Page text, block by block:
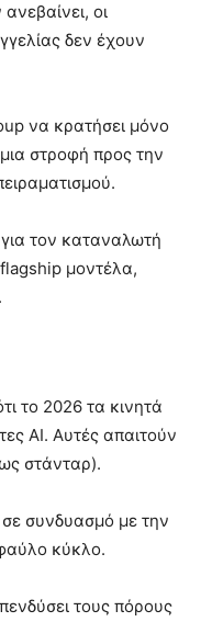
οι
δεν έχουν
να κρατήσει μόνο
στροφή προς την
για τον καταναλωτή
μοντέλα,
το 2026 τα κινητά
AI. Αυτές απαιτούν
στάνταρ).
συνδυασμό με την
κύκλο.
τους πόρους